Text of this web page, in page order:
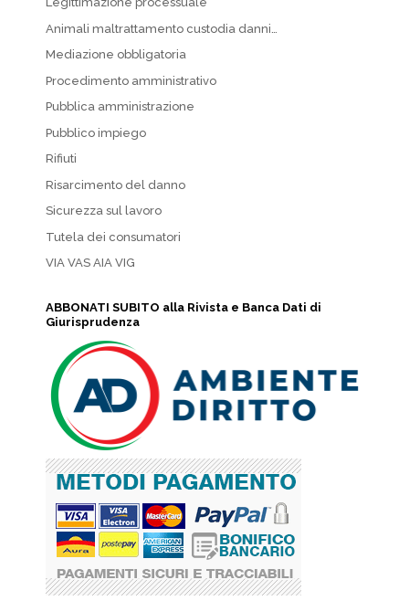
Animali maltrattamento custodia danni…
Mediazione obbligatoria
Procedimento amministrativo
Pubblica amministrazione
Pubblico impiego
Rifiuti
Risarcimento del danno
Sicurezza sul lavoro
Tutela dei consumatori
VIA VAS AIA VIG
ABBONATI SUBITO alla Rivista e Banca Dati di
Giurisprudenza